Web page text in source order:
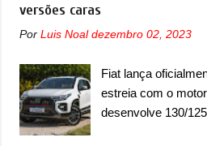
nosso mercado.
Renault R19 que
carroceria, sendo
famosa Kia Besta, o
concessionária
uma atualização do
controle da bateria
alguns veículos
versões caras
Por Luis Noal dezembro 02, 2023
Fiat lança
estreia com o
desenvolve 130/